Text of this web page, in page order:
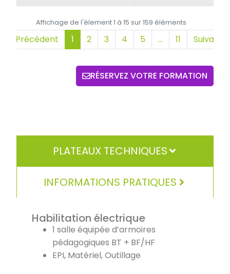
Affichage de l'élement 1 à 15 sur 159 éléments
Précédent 1 2 3 4 5 … 11 Suivant
RÉSERVEZ VOTRE FORMATION
PLATEAUX TECHNIQUES
INFORMATIONS PRATIQUES
Habilitation électrique
1 salle équipée d’armoires
pédagogiques BT + BF/HF
EPI, Matériel, Outillage